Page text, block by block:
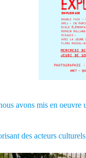
avons mis en
des acteurs